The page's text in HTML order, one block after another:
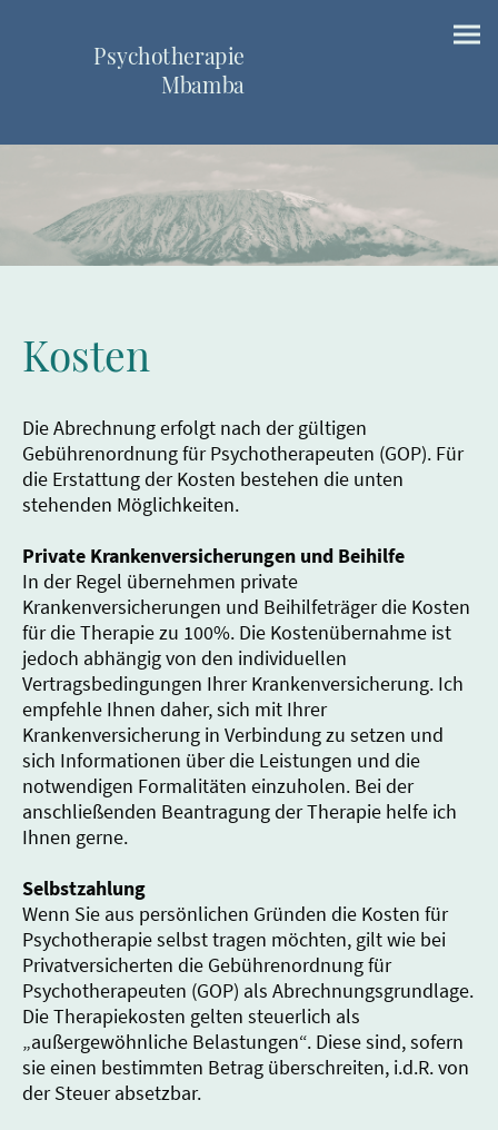
Psychotherapie
Mbamba
Kosten
Die Abrechnung erfolgt nach der gültigen
Gebührenordnung für Psychotherapeuten (GOP). Für
die Erstattung der Kosten bestehen die unten
stehenden Möglichkeiten.
Private Krankenversicherungen und Beihilfe
In der Regel übernehmen private
Krankenversicherungen und Beihilfeträger die Kosten
für die Therapie zu 100%. Die Kostenübernahme ist
jedoch abhängig von den individuellen
Vertragsbedingungen Ihrer Krankenversicherung. Ich
empfehle Ihnen daher, sich mit Ihrer
Krankenversicherung in Verbindung zu setzen und
sich Informationen über die Leistungen und die
notwendigen Formalitäten einzuholen. Bei der
anschließenden Beantragung der Therapie helfe ich
Ihnen gerne.
Selbstzahlung
Wenn Sie aus persönlichen Gründen die Kosten für
Psychotherapie selbst tragen möchten, gilt wie bei
Privatversicherten die Gebührenordnung für
Psychotherapeuten (GOP) als Abrechnungsgrundlage.
Die Therapiekosten gelten steuerlich als
„außergewöhnliche Belastungen“. Diese sind, sofern
sie einen bestimmten Betrag überschreiten, i.d.R. von
der Steuer absetzbar.